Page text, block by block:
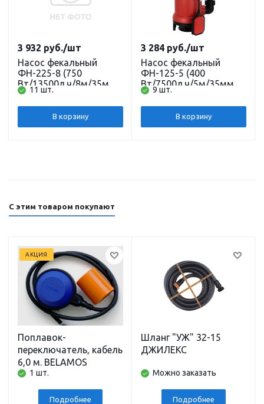
Насос фекальный
ФН-225-8 (750
Вт/13500л.ч/8м/35мм/
кабель 8 м.) (GS-750)
JEMIX
11 шт.
3 932 руб./шт
В корзину
Насос фекальный
ФН-125-5 (400
Вт/7500л.ч/5м/35мм/
кабель 6 м.) (GS-400)
JEMIX
9 шт.
3 284 руб./шт
В корзину
С этим товаром покупают
АКЦИЯ
Поплавок-
переключатель, кабель
6,0 м. BELAMOS
1 шт.
Подробнее
Шланг "УЖ" 32-15
ДЖИЛЕКС
Можно заказать
Подробнее